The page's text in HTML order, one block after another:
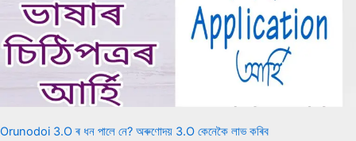
Orunodoi 3.O ৰ ধন পালে নে? অৰুণোদয় 3.O কেনেকৈ লাভ কৰিব